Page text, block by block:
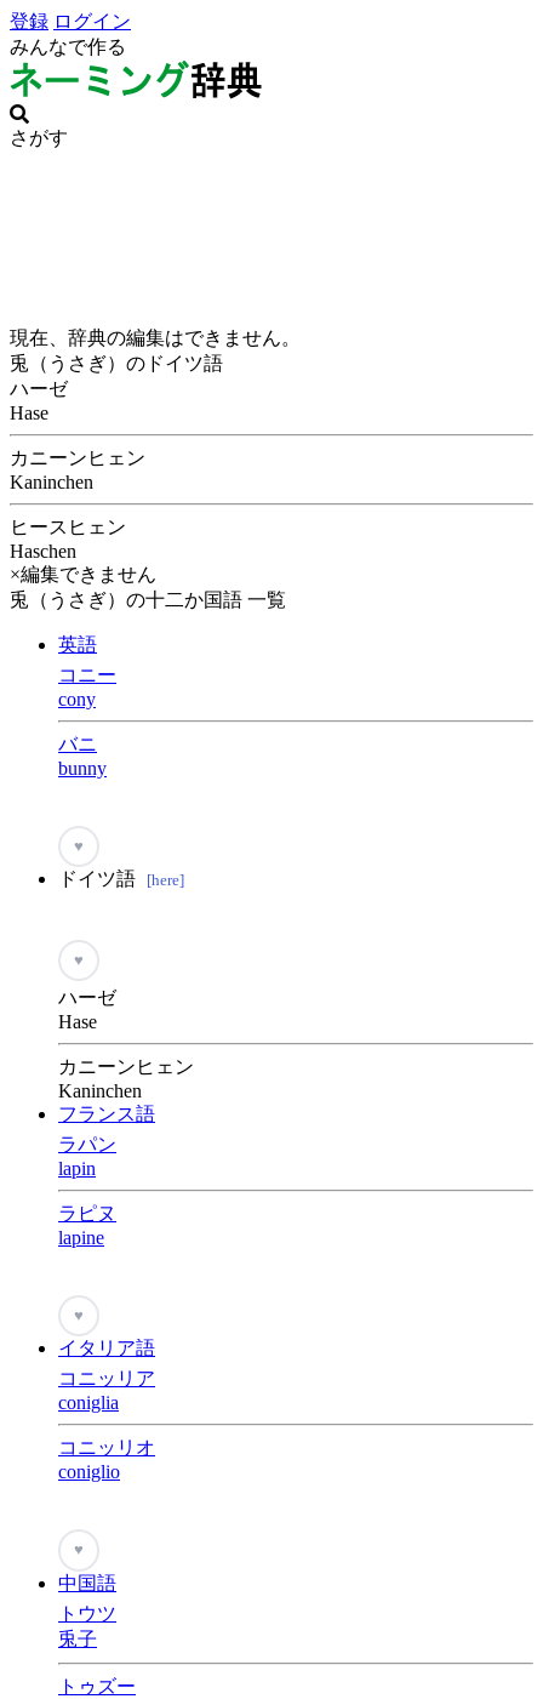
登録 ログイン
みんなで作る
さがす
現在、辞典の編集はできません。
兎（うさぎ）のドイツ語
ハーゼ
Hase
カニーンヒェン
Kaninchen
ヒースヒェン
Haschen
×編集できません
兎（うさぎ）の十二か国語 一覧
英語
コニー
cony
バニ
bunny
♥
ドイツ語 [here]
♥
ハーゼ
Hase
カニーンヒェン
Kaninchen
フランス語
ラパン
lapin
ラピヌ
lapine
♥
イタリア語
コニッリア
coniglia
コニッリオ
coniglio
♥
中国語
トウツ
兎子
トゥズー